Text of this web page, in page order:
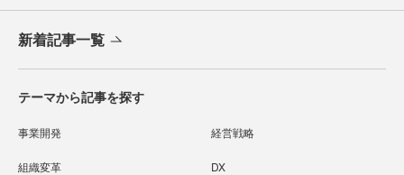
新着記事一覧
テーマから記事を探す
事業開発 経営戦略
組織変革 DX